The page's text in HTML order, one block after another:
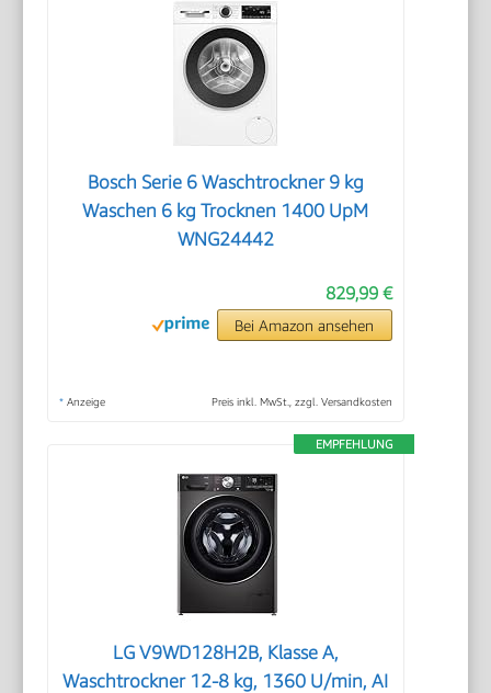
Bosch Serie 6 Waschtrockner 9 kg
Waschen 6 kg Trocknen 1400 UpM
WNG24442
829,99 €
Bei Amazon ansehen
* Anzeige Preis inkl. MwSt., zzgl. Versandkosten
EMPFEHLUNG
LG V9WD128H2B, Klasse A,
Waschtrockner 12-8 kg, 1360 U/min, AI